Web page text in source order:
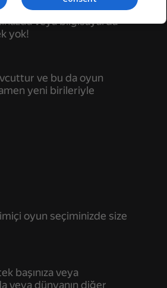
veya bilgisayarda
yok!
ve bu da oyun
yeni birileriyle
oyun seçiminizde size
başınıza veya
veya dünyanın diğer